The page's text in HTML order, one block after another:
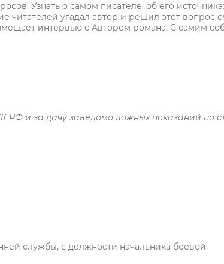
Узнать о самом писателе, об его
читателей угадал автор и решил этот вопрос
интервью с Автором романа. С самим
РФ и за дачу заведомо ложных показаний по
службы, с должности начальника боевой